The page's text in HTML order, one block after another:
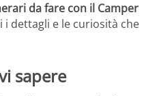
da fare con il Camper
i dettagli e le curiosità che
sapere